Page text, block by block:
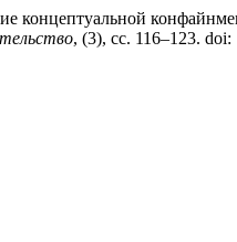
концептуальной
, (3), сс. 116–123.